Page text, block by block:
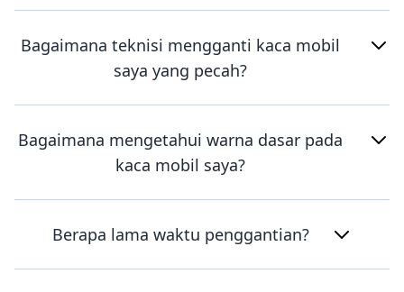
Bagaimana teknisi mengganti kaca mobil
saya yang pecah?
Bagaimana mengetahui warna dasar pada
kaca mobil saya?
Berapa lama waktu penggantian?